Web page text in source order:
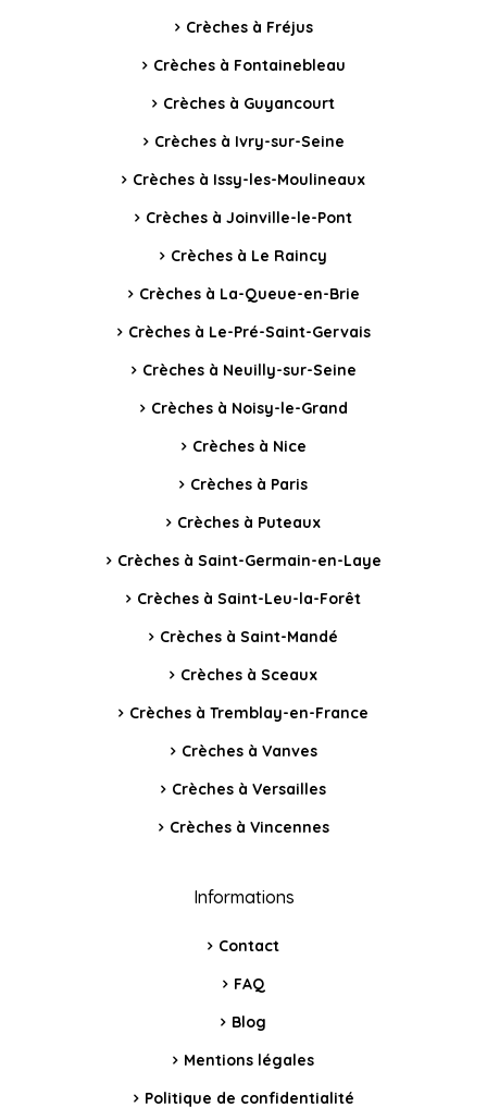
Crèches à Fréjus
Crèches à Fontainebleau
Crèches à Guyancourt
Crèches à Ivry-sur-Seine
Crèches à Issy-les-Moulineaux
Crèches à Joinville-le-Pont
Crèches à Le Raincy
Crèches à La-Queue-en-Brie
Crèches à Le-Pré-Saint-Gervais
Crèches à Neuilly-sur-Seine
Crèches à Noisy-le-Grand
Crèches à Nice
Crèches à Paris
Crèches à Puteaux
Crèches à Saint-Germain-en-Laye
Crèches à Saint-Leu-la-Forêt
Crèches à Saint-Mandé
Crèches à Sceaux
Crèches à Tremblay-en-France
Crèches à Vanves
Crèches à Versailles
Crèches à Vincennes
Informations
Contact
FAQ
Blog
Mentions légales
Politique de confidentialité